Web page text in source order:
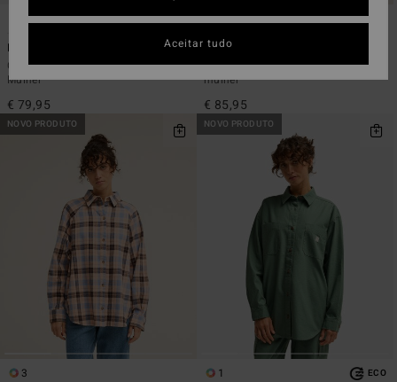
Mix Match
Camisa de manga comprida Multi
Mulher
€ 79,95
3
Stoked On You
Camisa de manga comprida Bege
mulher
€ 85,95
NOVO PRODUTO
3
NOVO PRODUTO
1 ECO
Aceitar tudo